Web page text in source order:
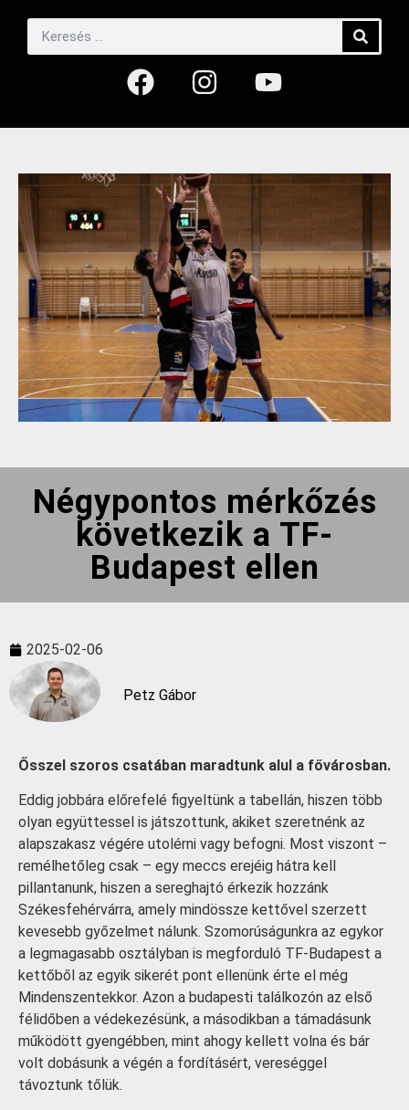
Négypontos mérkőzés
következik a TF-
Budapest ellen
2025-02-06
Petz Gábor
Ősszel szoros csatában maradtunk alul a fővárosban.
Eddig jobbára előrefelé figyeltünk a tabellán, hiszen több
olyan együttessel is játszottunk, akiket szeretnénk az
alapszakasz végére utolérni vagy befogni. Most viszont –
remélhetőleg csak – egy meccs erejéig hátra kell
pillantanunk, hiszen a sereghajtó érkezik hozzánk
Székesfehérvárra, amely mindössze kettővel szerzett
kevesebb győzelmet nálunk. Szomorúságunkra az egykor
a legmagasabb osztályban is megforduló TF-Budapest a
kettőből az egyik sikerét pont ellenünk érte el még
Mindenszentekkor. Azon a budapesti találkozón az első
félidőben a védekezésünk, a másodikban a támadásunk
működött gyengébben, mint ahogy kellett volna és bár
volt dobásunk a végén a fordításért, vereséggel
távoztunk tőlük.